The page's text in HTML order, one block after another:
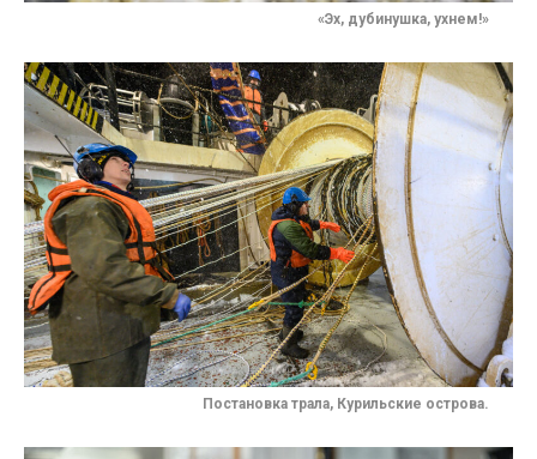
«Эх, дубинушка, ухнем!»
Постановка трала, Курильские острова.